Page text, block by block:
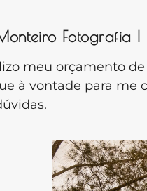
Fotografia |
meu orçamento
à vontade para me